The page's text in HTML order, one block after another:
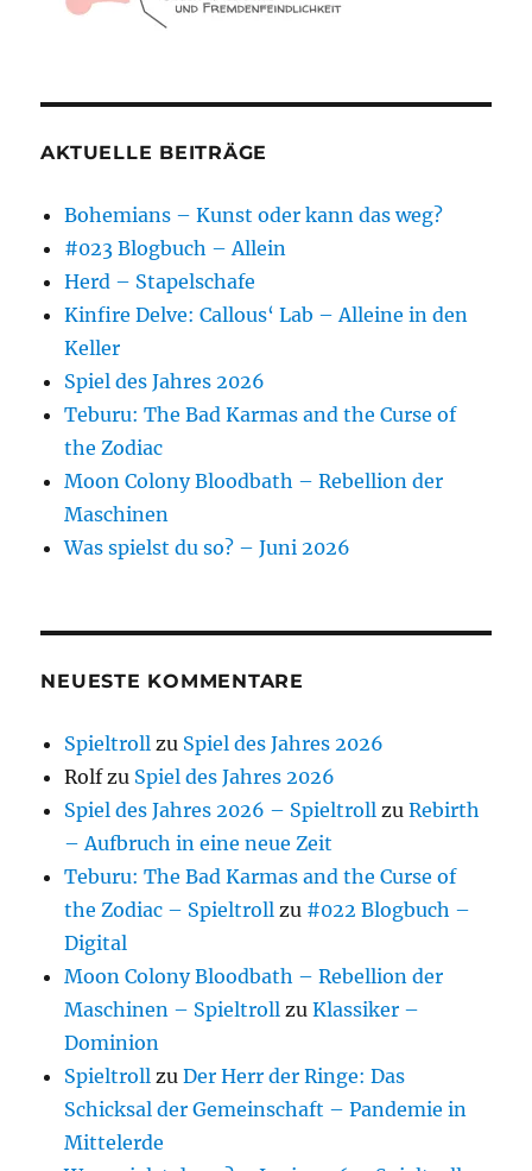
AKTUELLE BEITRÄGE
Bohemians – Kunst oder kann das weg?
#023 Blogbuch – Allein
Herd – Stapelschafe
Kinfire Delve: Callous‘ Lab – Alleine in den
Keller
Spiel des Jahres 2026
Teburu: The Bad Karmas and the Curse of
the Zodiac
Moon Colony Bloodbath – Rebellion der
Maschinen
Was spielst du so? – Juni 2026
NEUESTE KOMMENTARE
Spieltroll zu Spiel des Jahres 2026
Rolfzu Spiel des Jahres 2026
Spiel des Jahres 2026 – Spieltroll zuRebirth
– Aufbruch in eine neue Zeit
Teburu: The Bad Karmas and the Curse of
the Zodiac – Spieltroll zu #022 Blogbuch –
Digital
Moon Colony Bloodbath – Rebellion der
Maschinen – Spieltroll zuKlassiker –
Dominion
Spieltroll zuDer Herr der Ringe: Das
Schicksal der Gemeinschaft – Pandemie in
Mittelerde